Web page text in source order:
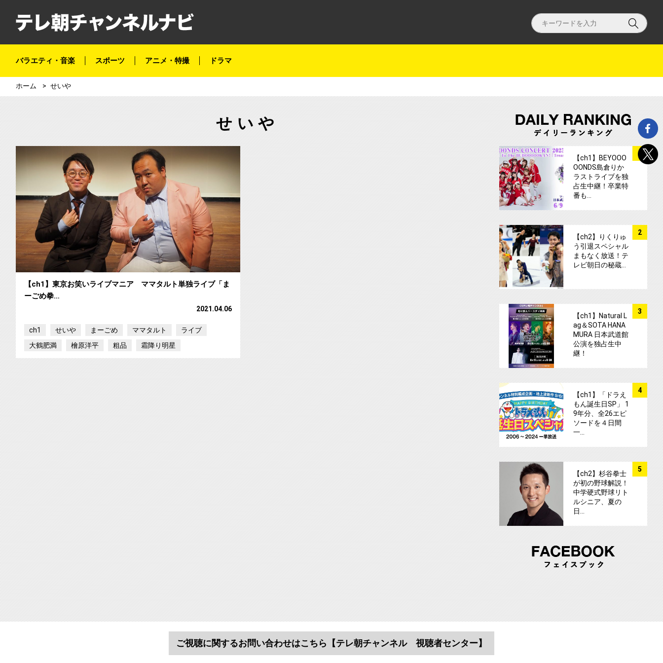
バラエティ・音楽 スポーツ アニメ・特撮 ドラマ
ホーム せいや
せいや
【ch1】東京お笑いライブマニア ママタルト単独ライブ「まーごめ拳法豚キムチ」（前後編）サムネイル
【ch1】東京お笑いライブマニア ママタルト単独ライブ「ま
ーごめ拳…
2021.04.06
ch1 せいや まーごめ ママタルト
ライブ
大鶴肥満
檜原洋平 粗品 霜降り明星
1
【ch1】BEYOOO
OONDS島倉りか
ラストライブを独
占生中継！卒業特
番も…
2
【ch2】りくりゅ
う引退スペシャル
まもなく放送！テ
レビ朝日の秘蔵…
3
【ch1】Natural L
ag＆SOTA HANA
MURA 日本武道館
公演を独占生中
継！
4
【ch1】「ドラえ
もん誕生日SP」 1
9年分、全26エピ
ソードを４日間
一…
5
【ch2】杉谷拳士
が初の野球解説！
中学硬式野球リト
ルシニア、夏の
日…
ご視聴に関するお問い合わせはこちら 【テレ朝チャンネル 視聴者センター】